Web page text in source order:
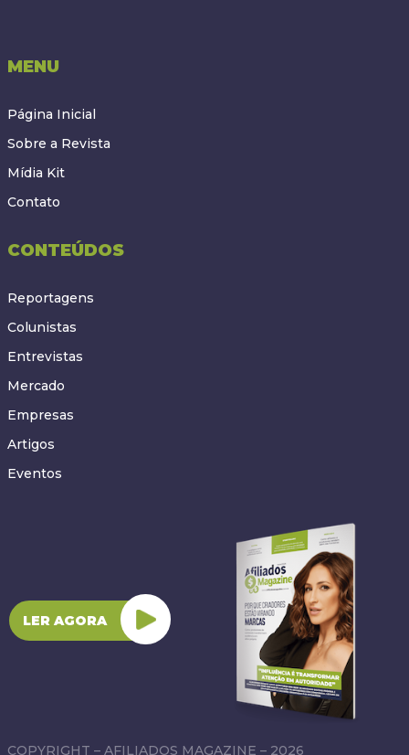
MENU
Página Inicial
Sobre a Revista
Mídia Kit
Contato
CONTEÚDOS
Reportagens
Colunistas
Entrevistas
Mercado
Empresas
Artigos
Eventos
LER AGORA
COPYRIGHT – AFILIADOS MAGAZINE – 2026